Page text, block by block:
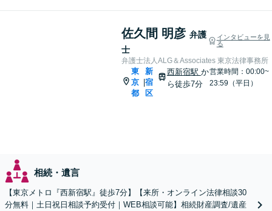
佐久間 明彦 弁護
士
インタビューを見
る
弁護士法人ALG＆Associates 東京法律事務所
東
京
都
新
宿
区
西新宿駅 か
ら徒歩7分
営業時間：00:00~
23:59（平日）
相続・遺言
【東京メトロ『西新宿駅』徒歩7分】【来所・オンライン法律相談30
分無料｜土日祝日相談予約受付｜WEB相談可能】相続財産調査/遺産